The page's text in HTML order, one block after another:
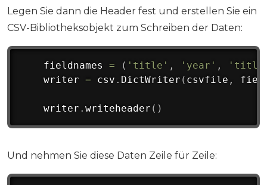
Legen Sie dann die Header fest und erstellen Sie ein
CSV-Bibliotheksobjekt zum Schreiben der Daten:
    fieldnames
= ( 'title' , 'year' ,
    writer
= csv . DictWriter ( csvfile ,
    writer
. writeheader ( )
Und nehmen Sie diese Daten Zeile für Zeile: